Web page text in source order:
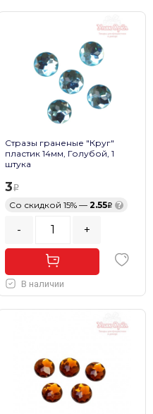
Стразы граненые "Круг"
пластик 14мм, Голубой, 1
штука
3
Со скидкой 15% — 2.55 ?
- +
В наличии